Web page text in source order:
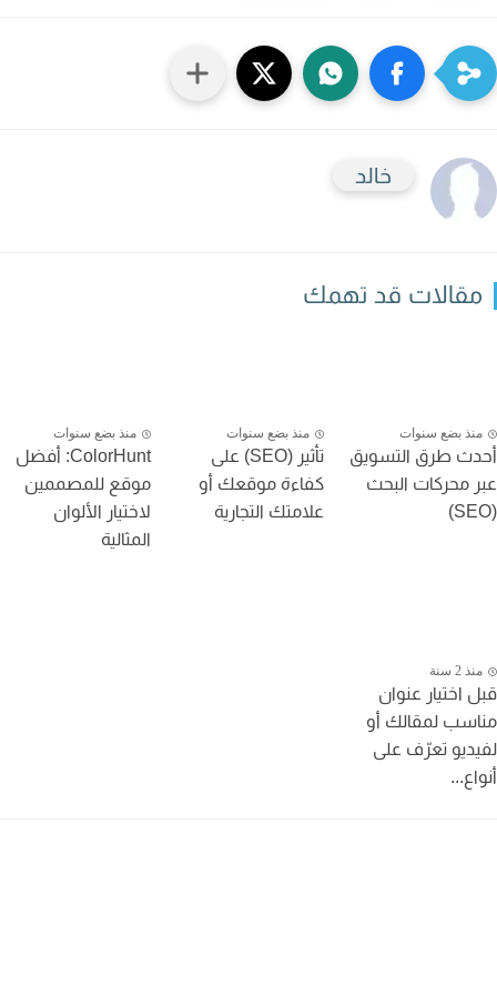
خالد
قد تهمك
بضع سنوات
طرق التسويق
محركات البحث
منذ بضع سنوات
تأثير (SEO) على
كفاءة موقعك أو
علامتك التجارية
منذ بضع سنوات
ColorHunt: أفضل
موقع للمصممين
لاختيار الألوان
المثالية
2 سنة
اختيار عنوان
لمقالك أو
تعرّف على